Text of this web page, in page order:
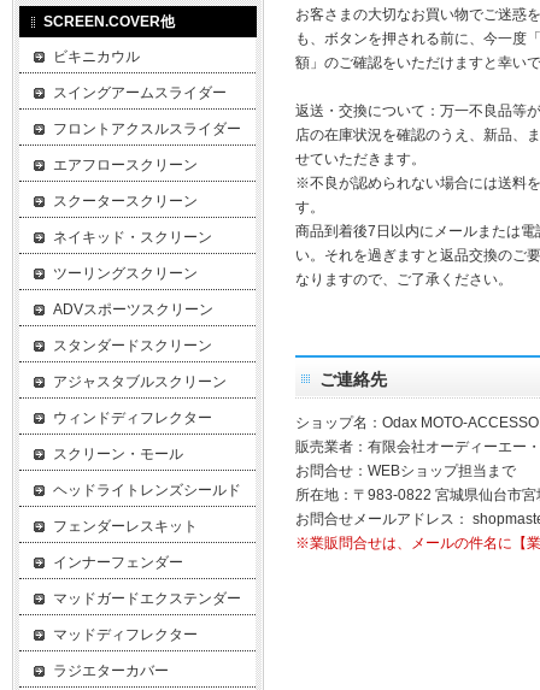
お客さまの大切なお買い物でご迷惑
も、ボタンを押される前に、今一度
額」のご確認をいただけますと幸い
返送・交換について：万一不良品等
店の在庫状況を確認のうえ、新品、
せていただきます。
※不良が認められない場合には送料
す。
商品到着後7日以内にメールまたは
い。それを過ぎますと返品交換のご
なりますので、ご了承ください。
ご連絡先
ショップ名：Odax MOTO-
販売業者：有限会社オーディーエー
お問合せ：WEBショップ担当まで
所在地：〒983-0822 宮城県仙台市
お問合せメールアドレス：
※業販問合せは、メールの件名に【
SCREEN.COVER他
ビキニカウル
スイングアームスライダー
フロントアクスルスライダー
エアフロースクリーン
スクータースクリーン
ネイキッド・スクリーン
ツーリングスクリーン
ADVスポーツスクリーン
スタンダードスクリーン
アジャスタブルスクリーン
ウィンドディフレクター
スクリーン・モール
ヘッドライトレンズシールド
フェンダーレスキット
インナーフェンダー
マッドガードエクステンダー
マッドディフレクター
ラジエターカバー